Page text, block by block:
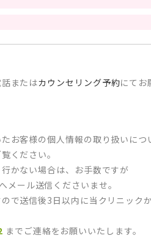
またはカウンセリング予約にてお
お客様の個人情報の取り扱いにつ
ください。
かない場合は、お手数ですが
へメール送信くださいませ。
で送信後3日以内に当クリニック
までご連絡をお願いいたします。